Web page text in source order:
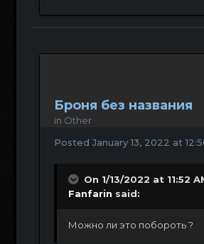
Броня без названия
in Other
Posted January 13, 2022 at
On 1/13/2022 at 11:52
Fanfarin said:
Можно ли это побороть ?